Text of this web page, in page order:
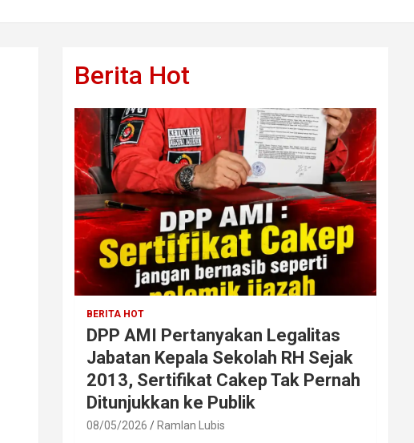
Berita Hot
BERITA HOT
DPP AMI Pertanyakan Legalitas
Jabatan Kepala Sekolah RH Sejak
2013, Sertifikat Cakep Tak Pernah
Ditunjukkan ke Publik
08/05/2026 Ramlan Lubis